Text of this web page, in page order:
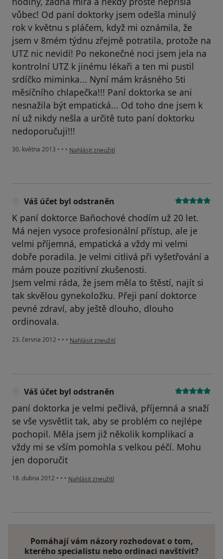
vůbec! Od paní doktorky jsem odešla minulý
rok v květnu s pláčem, když mi oznámila, že
jsem v 8mém týdnu zřejmě potratila, protože na
UTZ nic nevidí! Po nekonečné noci jsem jela na
kontrolní UTZ k jinému lékaři a ten mi pustil
srdíčko miminka... Nyní mám krásného 5ti
měsíčního chlapečka!!! Paní doktorka se ani
nesnažila být empatická... Od toho dne jsem k
ní už nikdy nešla a určitě tuto paní doktorku
nedoporučuji!!!
30. května 2013 • • • podle názoru uživatele JHaluzova
Nahlásit zneužití
Váš účet byl odstraněn
K paní doktorce Baňochové chodím už 20 let.
Má nejen vysoce profesionální přístup, ale je
velmi příjemná, empatická a vždy mi velmi
dobře poradila. Je velmi citlivá při vyšetřování a
mám pouze pozitivní zkušenosti.
Jsem velmi ráda, že jsem měla to štěstí, najít si
tak skvělou gynekoložku. Přeji paní doktorce
pevné zdraví, aby ještě dlouho, dlouho
ordinovala.
23. června 2012 • • • podle názoru uživatele Váš účet byl odstraněn
Nahlásit zneužití
Váš účet byl odstraněn
paní doktorka je velmi pečlivá, příjemná a snaží
se vše vysvětlit tak, aby se problém co nejlépe
pochopil. Měla jsem již několik komplikací a
vždy mi se vším pomohla s velkou péčí. Mohu
jen doporučit
18. dubna 2012 • • • podle názoru uživatele Váš účet byl odstraněn
Nahlásit zneužití
Pomáhají vám názory rozhodovat o tom,
kterého specialistu nebo ordinaci navštívit?